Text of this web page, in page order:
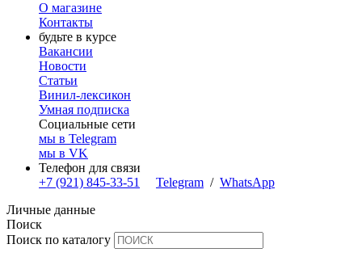
О магазине
Контакты
будьте в курсе
Вакансии
Новости
Статьи
Винил-лексикон
Умная подписка
Социальные сети
мы в Telegram
мы в VK
Телефон для связи
+7 (921) 845-33-51
Telegram / WhatsApp
Личные данные
Поиск
Поиск по каталогу